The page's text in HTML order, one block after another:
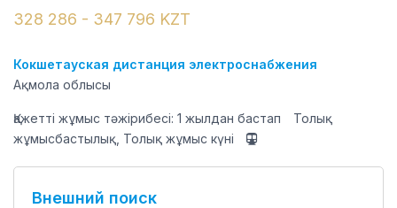
328 286 - 347 796 KZT
Кокшетауская дистанция электроснабжения
Ақмола облысы
Қажетті жұмыс тәжірибесі: 1 жылдан бастап
Толық
жұмысбастылық, Толық жұмыс күні
Внешний поиск